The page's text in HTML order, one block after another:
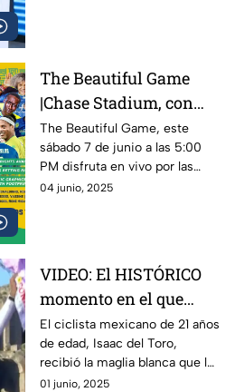
The Beautiful Game
|Chase Stadium, con
Ronaldinho y Roberto
Carlos | 7 de junio a las
5:00 PM
The Beautiful Game, este
sábado 7 de junio a las 5:00
PM disfruta en vivo por las
plataformas de Azteca
04 junio, 2025
VIDEO: El HISTÓRICO
momento en el que
Isaac del Toro recibe la
Maglia Blanca en el
Giro de Italia 2025
El ciclista mexicano de 21 años
de edad, Isaac del Toro,
recibió la maglia blanca que lo
acredita como el mejor menor
01 junio, 2025